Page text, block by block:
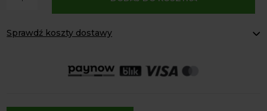
80cm
t
e
Sprawdź koszty dostawy
Odbiór osobisty:Oblekoń 156a, 28-133 Pacanów